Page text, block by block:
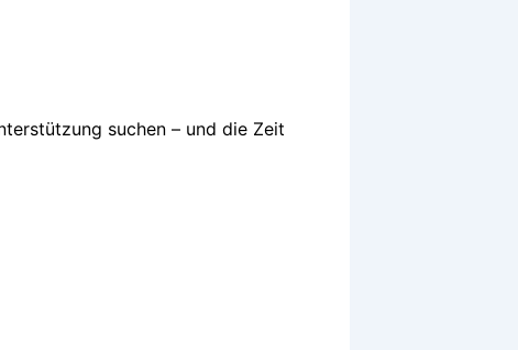
suchen – und die Zeit